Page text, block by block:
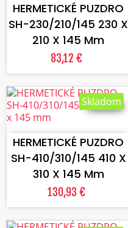
HERMETICKÉ PUZDRO
SH-230/210/145 230 X
210 X 145 Mm
83,12 €
VLOŽIŤ DO KOŠÍKA
HERMETICKÉ PUZDRO
SH-410/310/145 410 X
310 X 145 Mm
130,93 €
Skladom